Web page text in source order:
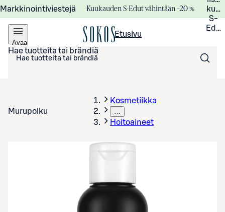
Markkinointiviestejä Kuukauden S-Edut vähintään –20 %
S-
Avaa
valikko
Etusivu
Hae tuotteita tai brändiä
Murupolku
Kosmetiikka
…
Hoitoaineet